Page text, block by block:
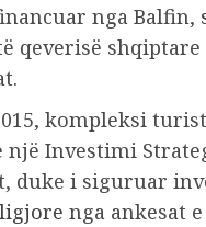
nga Balfin,
qeverisë shqiptare
kompleksi
një Investimi
duke i siguruar
nga ankesat